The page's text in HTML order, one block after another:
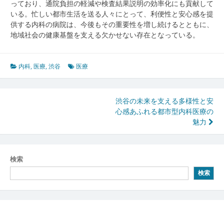
っており、通院負担の軽減や検査結果説明の効率化にも貢献して
いる。忙しい都市生活を送る人々にとって、利便性と安心感を提
供する内科の病院は、今後もその重要性を増し続けるとともに、
地域社会の健康基盤を支える欠かせない存在となっている。
内科,医療,渋谷 医療
ナ
ビ
ゲ
ー
渋谷の未来を支える多様性と安
心感あふれる都市型内科医療の
魅力
検索
検索